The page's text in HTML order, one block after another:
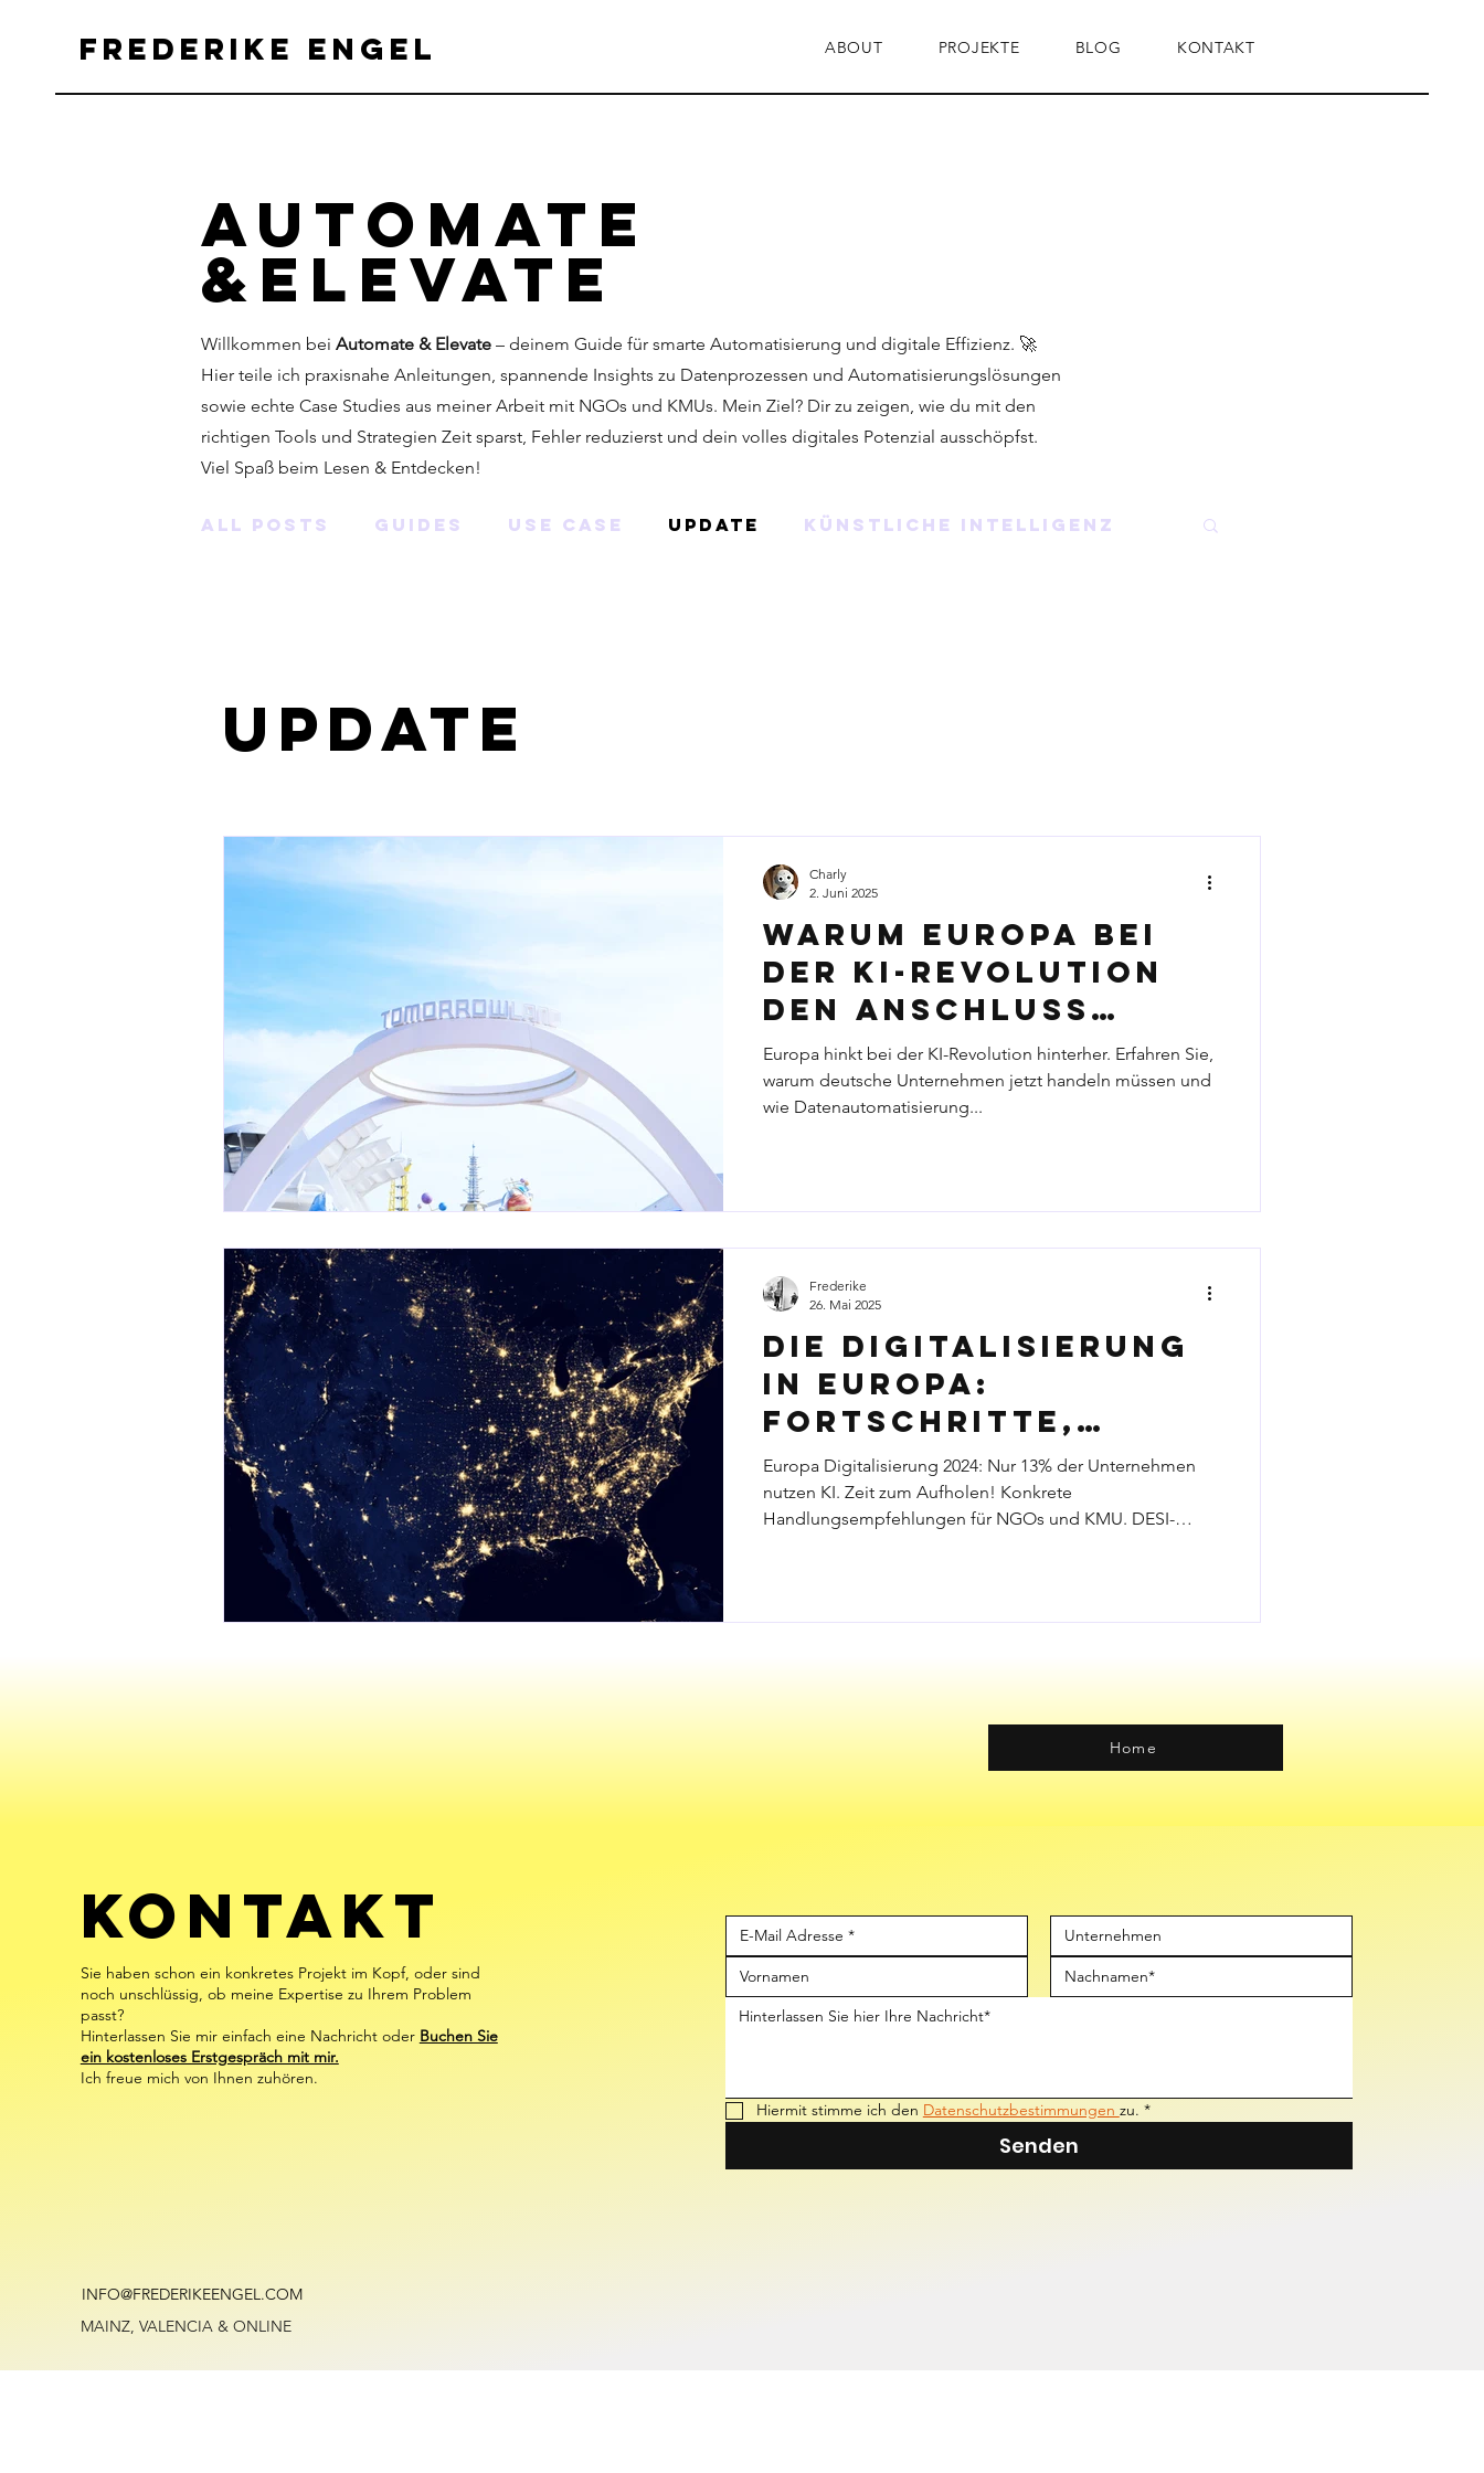
Frederike Engel ABOUT PROJEKTE BLOG KONTAKT
Automate
&Elevate
Willkommen bei Automate & Elevate – deinem Guide für smarte Automatisierung und digitale Effizienz. 🚀
Hier teile ich praxisnahe Anleitungen, spannende Insights zu Datenprozessen und Automatisierungslösungen
sowie echte Case Studies aus meiner Arbeit mit NGOs und KMUs. Mein Ziel? Dir zu zeigen, wie du mit den
richtigen Tools und Strategien Zeit sparst, Fehler reduzierst und dein volles digitales Potenzial ausschöpfst.
Viel Spaß beim Lesen & Entdecken!
All Posts Guides Use Case Update Künstliche Intelligenz
Update
Warum Europa bei
der KI-Revolution
den Anschluss
verliert - und wie
Unternehmen
gegensteuern
Europa hinkt bei der KI-Revolution hinterher. Erfahren Sie,
warum deutsche Unternehmen jetzt handeln müssen und
wie Datenautomatisierung...
Charly
2. Juni 2025
Die Digitalisierung
in Europa:
Fortschritte,
Herausforderungen
und
Zukunftsperspektiv
Europa Digitalisierung 2024: Nur 13% der Unternehmen
nutzen KI. Zeit zum Aufholen! Konkrete
Handlungsempfehlungen für NGOs und KMU. DESI-
Frederike
26. Mai 2025
Home
KONTAKT
Sie haben schon ein konkretes Projekt im Kopf, oder sind
noch unschlüssig, ob meine Expertise zu Ihrem Problem
passt?
Hinterlassen Sie mir einfach eine Nachricht oder Buchen Sie
ein kostenloses Erstgespräch mit mir.
Ich freue mich von Ihnen zuhören.
INFO@FREDERIKEENGEL.COM
​MAINZ, VALENCIA & ONLINE
Hiermit stimme ich den Datenschutzbestimmungen zu. *
Senden